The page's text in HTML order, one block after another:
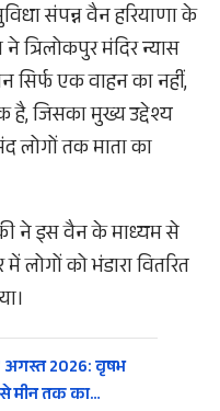
संपन्न वैन हरियाणा के
त्रिलोकपुर मंदिर न्यास
सिर्फ एक वाहन का नहीं,
है, जिसका मुख्य उद्देश्य
तक माता का
ने इस वैन के माध्यम से
को भंडारा वितरित
2026: वृषभ
से मीन तक का…